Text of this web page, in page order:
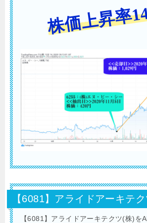
株価上昇率
【6081】アライドアーキテ
【6081】アライドアーキテクツ(株)を